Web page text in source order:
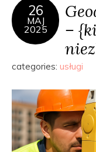
26
MAJ
2025
–
categories: usługi